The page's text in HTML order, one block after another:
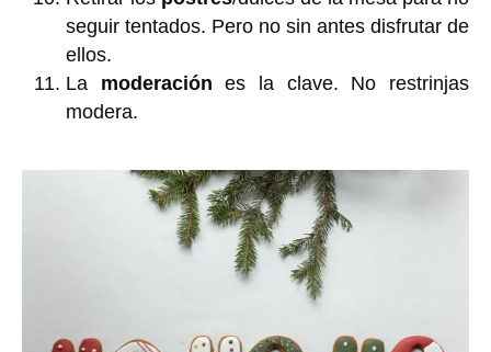
seguir tentados. Pero no sin antes disfrutar de
ellos.
La moderación es la clave. No restrinjas
modera.